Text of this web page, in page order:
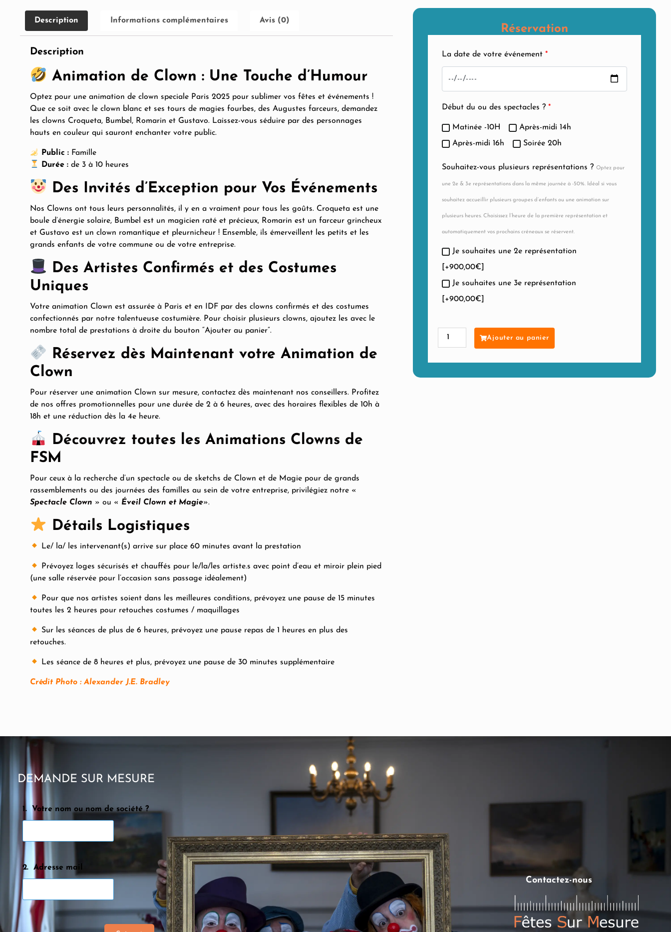
Description Informations complémentaires Avis (0)
Description
Animation de Clown : Une Touche d’Humour
Optez pour une animation de clown speciale Paris 2025 pour sublimer vos fêtes et événements !
Que ce soit avec le clown blanc et ses tours de magies fourbes, des Augustes farceurs, demandez
les clowns Croqueta, Bumbel, Romarin et Gustavo. Laissez-vous séduire par des personnages
hauts en couleur qui sauront enchanter votre public.
Public : Famille
Durée : de 3 à 10 heures
Des Invités d’Exception pour Vos Événements
Nos Clowns ont tous leurs personnalités, il y en a vraiment pour tous les goûts. Croqueta est une
boule d’énergie solaire, Bumbel est un magicien raté et précieux, Romarin est un farceur grincheux
et Gustavo est un clown romantique et pleurnicheur ! Ensemble, ils émerveillent les petits et les
grands enfants de votre commune ou de votre entreprise.
Des Artistes Confirmés et des Costumes
Uniques
Votre animation Clown est assurée à Paris et en IDF par des clowns confirmés et des costumes
confectionnés par notre talentueuse costumière. Pour choisir plusieurs clowns, ajoutez les avec le
nombre total de prestations à droite du bouton “Ajouter au panier”.
Réservez dès Maintenant votre Animation de
Clown
Pour réserver une animation Clown sur mesure, contactez dès maintenant nos conseillers. Profitez
de nos offres promotionnelles pour une durée de 2 à 6 heures, avec des horaires flexibles de 10h à
18h et une réduction dès la 4e heure.
Découvrez toutes les Animations Clowns de
FSM
Pour ceux à la recherche d’un spectacle ou de sketchs de Clown et de Magie pour de grands
rassemblements ou des journées des familles au sein de votre entreprise, privilégiez notre «
Spectacle Clown » ou « Éveil Clown et Magie».
Détails Logistiques
Le/ la/ les intervenant(s) arrive sur place 60 minutes avant la prestation
Prévoyez loges sécurisés et chauffés pour le/la/les artiste.s avec point d’eau et miroir plein pied
(une salle réservée pour l’occasion sans passage idéalement)
Pour que nos artistes soient dans les meilleures conditions, prévoyez une pause de 15 minutes
toutes les 2 heures pour retouches costumes / maquillages
Sur les séances de plus de 6 heures, prévoyez une pause repas de 1 heures en plus des
retouches.
Les séance de 8 heures et plus, prévoyez une pause de 30 minutes supplémentaire
Crédit Photo : Alexander J.E. Bradley
Réservation
La date de votre événement *
Début du ou des spectacles ? *
Matinée -10H
Après-midi 14h
Après-midi 16h
Soirée 20h
Souhaitez-vous plusieurs représentations ? Optez pour
une 2e & 3e représentations dans la même journée à -50%. Idéal si vous
souhaitez accueillir plusieurs groupes d’enfants ou une animation sur
plusieurs heures. Choisissez l’heure de la première représentation et
automatiquement vos prochains créneaux se réservent.
Je souhaites une 2e représentation
[+900,00€]
Je souhaites une 3e représentation
[+900,00€]
Ajouter au panier
DEMANDE SUR MESURE
1. Votre nom ou nom de société ?
2. Adresse mail
Contactez-nous